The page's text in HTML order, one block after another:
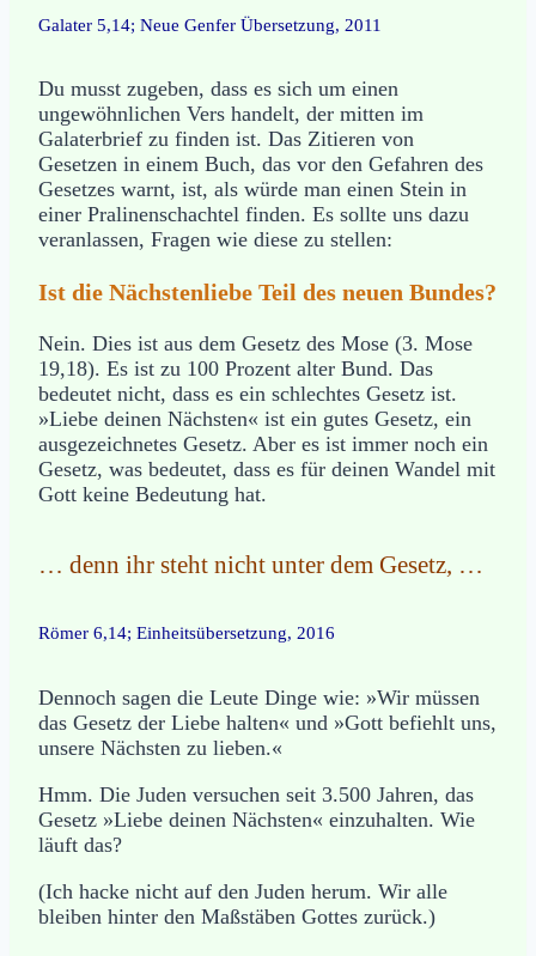
Galater 5,14; Neue Genfer Übersetzung, 2011
Du musst zugeben, dass es sich um einen
ungewöhnlichen Vers handelt, der mitten im
Galaterbrief zu finden ist. Das Zitieren von
Gesetzen in einem Buch, das vor den Gefahren des
Gesetzes warnt, ist, als würde man einen Stein in
einer Pralinenschachtel finden. Es sollte uns dazu
veranlassen, Fragen wie diese zu stellen:
Ist die Nächstenliebe Teil des neuen Bundes?
Nein. Dies ist aus dem Gesetz des Mose (3. Mose
19,18). Es ist zu 100 Prozent alter Bund. Das
bedeutet nicht, dass es ein schlechtes Gesetz ist.
»Liebe deinen Nächsten« ist ein gutes Gesetz, ein
ausgezeichnetes Gesetz. Aber es ist immer noch ein
Gesetz, was bedeutet, dass es für deinen Wandel mit
Gott keine Bedeutung hat.
… denn ihr steht nicht unter dem Gesetz, …
Römer 6,14; Einheitsübersetzung, 2016
Dennoch sagen die Leute Dinge wie: »Wir müssen
das Gesetz der Liebe halten« und »Gott befiehlt uns,
unsere Nächsten zu lieben.«
Hmm. Die Juden versuchen seit 3.500 Jahren, das
Gesetz »Liebe deinen Nächsten« einzuhalten. Wie
läuft das?
(Ich hacke nicht auf den Juden herum. Wir alle
bleiben hinter den Maßstäben Gottes zurück.)